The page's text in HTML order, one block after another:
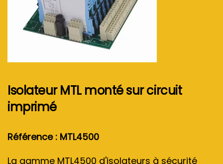
Isolateur MTL monté sur circuit
imprimé
Référence : MTL4500
La gamme MTL4500 d'isolateurs à sécurité